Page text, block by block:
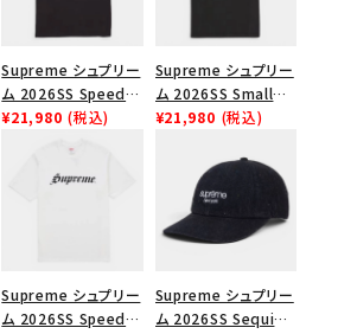
円
絞り込んで検索する
Supreme シュプリー
ム 2026SS Speed
Tee スピードTシャツ
¥21,980 (税込)
Supreme シュプリー
ム 2026SS Small
Box Tee スモールボ
¥21,980 (税込)
Supreme シュプリー
ム 2026SS Speed
Supreme シュプリー
ム 2026SS Sequin